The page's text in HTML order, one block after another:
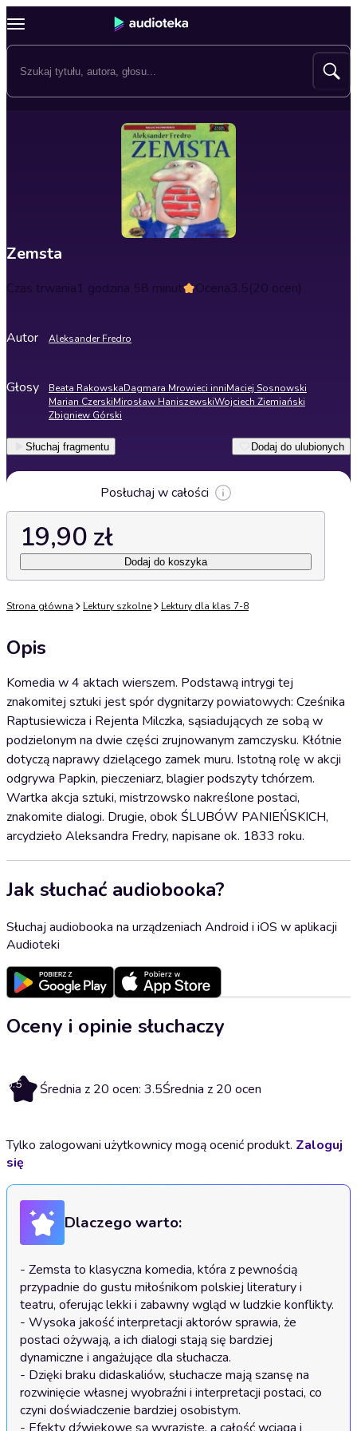
Zemsta
Czas trwania1 godzina 58 minut Ocena3.5(20 ocen)
Autor Aleksander Fredro
Głosy Beata RakowskaDagmara Mrowieci inniMaciej Sosnowski
Marian CzerskiMirosław HaniszewskiWojciech Ziemiański
Zbigniew Górski
Słuchaj fragmentu Dodaj do ulubionych
Posłuchaj w całości
19,90 zł
Dodaj do koszyka
Strona główna Lektury szkolne Lektury dla klas 7-8
Opis
Komedia w 4 aktach wierszem. Podstawą intrygi tej
znakomitej sztuki jest spór dygnitarzy powiatowych: Cześnika
Raptusiewicza i Rejenta Milczka, sąsiadujących ze sobą w
podzielonym na dwie części zrujnowanym zamczysku. Kłótnie
dotyczą naprawy dzielącego zamek muru. Istotną rolę w akcji
odgrywa Papkin, pieczeniarz, blagier podszyty tchórzem.
Wartka akcja sztuki, mistrzowsko nakreślone postaci,
znakomite dialogi. Drugie, obok ŚLUBÓW PANIEŃSKICH,
arcydzieło Aleksandra Fredry, napisane ok. 1833 roku.
Jak słuchać audiobooka?
Słuchaj audiobooka na urządzeniach Android i iOS w aplikacji
Audioteki
Oceny i opinie słuchaczy
3.5 Średnia z 20 ocen: 3.5Średnia z 20 ocen
Tylko zalogowani użytkownicy mogą ocenić produkt. Zaloguj
się
Dlaczego warto:
- Zemsta to klasyczna komedia, która z pewnością
przypadnie do gustu miłośnikom polskiej literatury i
teatru, oferując lekki i zabawny wgląd w ludzkie konflikty.
- Wysoka jakość interpretacji aktorów sprawia, że
postaci ożywają, a ich dialogi stają się bardziej
dynamiczne i angażujące dla słuchacza.
- Dzięki braku didaskaliów, słuchacze mają szansę na
rozwinięcie własnej wyobraźni i interpretacji postaci, co
czyni doświadczenie bardziej osobistym.